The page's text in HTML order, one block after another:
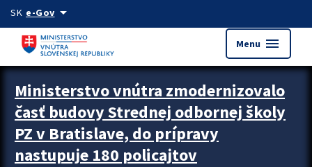
Preskocit na hlavný obsah
SK e-Govarrow_drop_down
Menu menu
Ministerstvo vnútra zmodernizovalo
časť budovy Strednej odbornej školy
PZ v Bratislave, do prípravy
nastupuje 180 policajtov